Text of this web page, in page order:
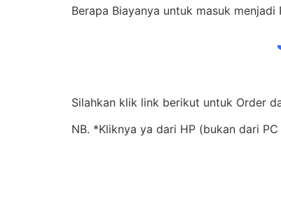
Berapa Biayanya untuk masuk
Silahkan klik link berikut untuk Order
NB. *Kliknya ya dari HP (bukan dari PC